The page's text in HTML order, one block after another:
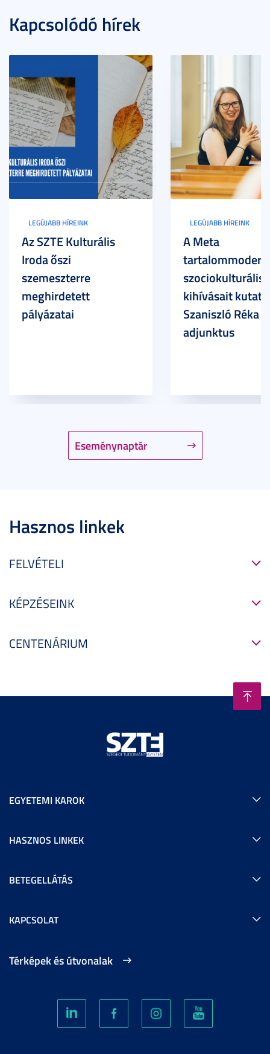
Kapcsolódó hírek
Eseménynaptár
LEGÚJABB HÍREINK
Az SZTE Kulturális
Iroda őszi
szemeszterre
meghirdetett
pályázatai
LEGÚJABB HÍREINK
A Meta
szociokulturális
kihívásait
Szaniszló Réka
adjunktus
Hasznos linkek
FELVÉTELI
KÉPZÉSEINK
CENTENÁRIUM
EGYETEMI KAROK
HASZNOS LINKEK
BETEGELLÁTÁS
KAPCSOLAT
Térképek és útvonalak